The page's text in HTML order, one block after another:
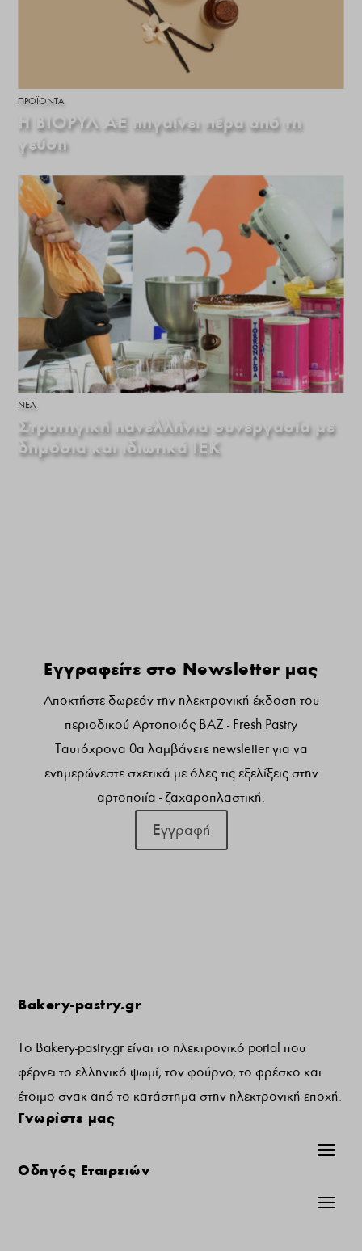
ΠΡΟΪΌΝΤΑ
Η ΒΙΟΡΥΛ ΑΕ πηγαίνει πέρα από τη
γεύση
ΝΕΑ
Στρατηγική πανελλήνια συνεργασία με
δημόσια και ιδιωτικά ΙΕΚ
Εγγραφείτε στο Newsletter μας
Αποκτήστε δωρεάν την ηλεκτρονική έκδοση του
περιοδικού Αρτοποιός ΒΑΖ - Fresh Pastry
Ταυτόχρονα θα λαμβάνετε newsletter για να
ενημερώνεστε σχετικά με όλες τις εξελίξεις στην
αρτοποιία - ζαχαροπλαστική.
Εγγραφή
Bakery-pastry.gr
Το Bakery-pastry.gr είναι το ηλεκτρονικό portal που
φέρνει το ελληνικό ψωμί, τον φούρνο, το φρέσκο και
έτοιμο σνακ από το κατάστημα στην ηλεκτρονική εποχή.
Γνωρίστε μας
Οδηγός Εταιρειών